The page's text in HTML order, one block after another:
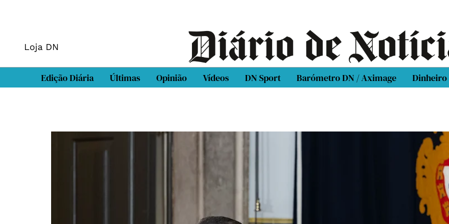
Loja DN
Edição Diária Últimas Opinião Vídeos DN Sport Barómetro DN / Aximage Dinheiro